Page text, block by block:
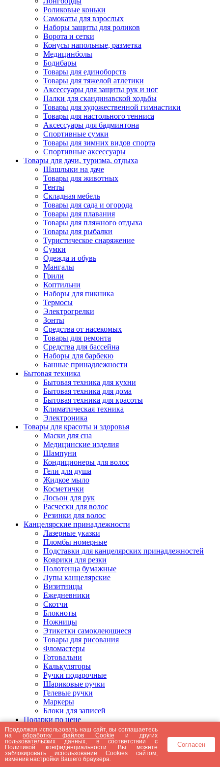
Роликовые коньки
Самокаты для взрослых
Наборы защиты для роликов
Ворота и сетки
Конусы напольные, разметка
Медицинболы
Бодибары
Товары для единоборств
Товары для тяжелой атлетики
Аксессуары для защиты рук и ног
Палки для скандинавской ходьбы
Товары для художественной гимнастики
Товары для настольного тенниса
Аксессуары для бадминтона
Спортивные сумки
Товары для зимних видов спорта
Спортивные аксессуары
Товары для дачи, туризма, отдыха
Шашлыки на даче
Товары для животных
Тенты
Складная мебель
Товары для сада и огорода
Товары для плавания
Товары для пляжного отдыха
Товары для рыбалки
Туристическое снаряжение
Сумки
Одежда и обувь
Мангалы
Грили
Коптильни
Наборы для пикника
Термосы
Электрогрелки
Зонты
Средства от насекомых
Товары для ремонта
Средства для бассейна
Наборы для барбекю
Банные принадлежности
Бытовая техника
Бытовая техника для кухни
Бытовая техника для дома
Бытовая техника для красоты
Климатическая техника
Электроника
Товары для красоты и здоровья
Маски для сна
Медицинские изделия
Шампуни
Кондиционеры для волос
Гели для душа
Жидкое мыло
Косметички
Лосьон для рук
Расчески для волос
Резинки для волос
Канцелярские принадлежности
Лазерные указки
Пломбы номерные
Подставки для канцелярских принадлежностей
Коврики для резки
Полотенца бумажные
Лупы канцелярские
Визитницы
Ежедневники
Скотчи
Блокноты
Ножницы
Этикетки самоклеющиеся
Товары для рисования
Фломастеры
Готовальни
Калькуляторы
Ручки подарочные
Шариковые ручки
Гелевые ручки
Маркеры
Блоки для записей
Подарки по цене
Подарки от 5000 рублей
Подарки до 5000 рублей
Подарки до 3000 рублей
Подарки до 2000 рублей
Подарки до 1000 рублей
Продолжая использовать наш сайт, вы соглашаетесь
наобработку файлов Cookie и других
пользовательских данных, в соответствии с
Политикой конфиденциальности . Вы можете
заблокировать использование Cookies сайтом,
изменив настройки Вашего браузера.
Согласен